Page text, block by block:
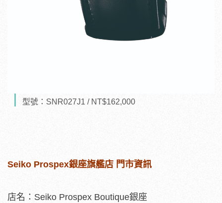
型號：SNR027J1 / NT$162,000
Seiko Prospex銀座旗艦店 門市資訊
店名：Seiko Prospex Boutique銀座